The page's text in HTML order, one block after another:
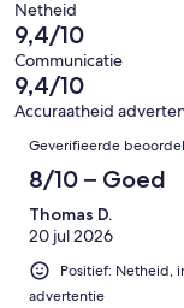
beoordelingen
van
143
beoordelingen
slecht.
2
van
143
Netheid
9,4/10
Communicatie
9,4/10
Accuraatheid
Geverifieerde
8/10 – Goed
Thomas D.
20 jul 2026
Positief: Netheid,
advertentie